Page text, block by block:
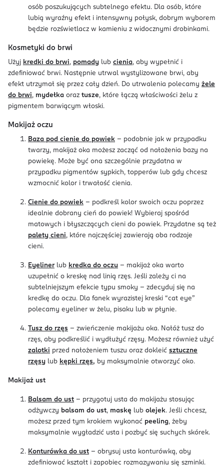
osób poszukujących subtelnego efektu. Dla osób, które
lubią wyraźny efekt i intensywny połysk, dobrym wyborem
będzie rozświetlacz w kamieniu z widocznymi drobinkami.
Kosmetyki do brwi
Użyj kredki do brwi, pomady lub cienia, aby wypełnić i
zdefiniować brwi. Następnie utrwal wystylizowane brwi, aby
efekt utrzymał się przez cały dzień. Do utrwalenia polecamy żele
do brwi, mydełka oraz tusze, które łączą właściwości żelu z
pigmentem barwiącym włoski.
Makijaż oczu
Baza pod cienie do powiek - podobnie jak w przypadku
twarzy, makijaż oka możesz zacząć od nałożenia bazy na
powiekę. Może być ona szczególnie przydatna w
przypadku pigmentów sypkich, topperów lub gdy chcesz
wzmocnić kolor i trwałość cienia.
Cienie do powiek - podkreśl kolor swoich oczu poprzez
idealnie dobrany cień do powiek! Wybieraj spośród
matowych i błyszczących cieni do powiek. Przydatne są też
palety cieni, które najczęściej zawierają oba rodzaje
cieni.
Eyeliner lub kredka do oczu - makijaż oka warto
uzupełnić o kreskę nad linią rzęs. Jeśli zależy ci na
subtelniejszym efekcie typu smoky - zdecyduj się na
kredkę do oczu. Dla fanek wyrazistej kreski “cat eye”
polecamy eyeliner w żelu, pisaku lub w płynie.
Tusz do rzęs - zwieńczenie makijażu oka. Nałóż tusz do
rzęs, aby podkreślić i wydłużyć rzęsy. Możesz również użyć
zalotki przed nałożeniem tuszu oraz dokleić sztuczne
rzęsy lub kępki rzęs, by maksymalnie otworzyć oko.
Makijaż ust
Balsam do ust - przygotuj usta do makijażu stosując
odżywczy balsam do ust, maskę lub olejek. Jeśli chcesz,
możesz przed tym krokiem wykonać peeling, żeby
maksymalnie wygładzić usta i pozbyć się suchych skórek.
Konturówka do ust - obrysuj usta konturówką, aby
zdefiniować kształt i zapobiec rozmazywaniu się szminki.